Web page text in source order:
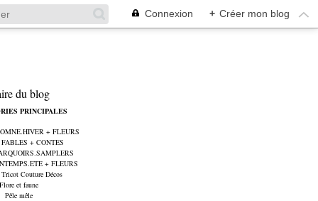
Connexion + Créer mon blog
du blog
PRINCIPALES
+ FLEURS
+ CONTES
+ FLEURS
Couture Décos
Flore et faune
Pêle mêle